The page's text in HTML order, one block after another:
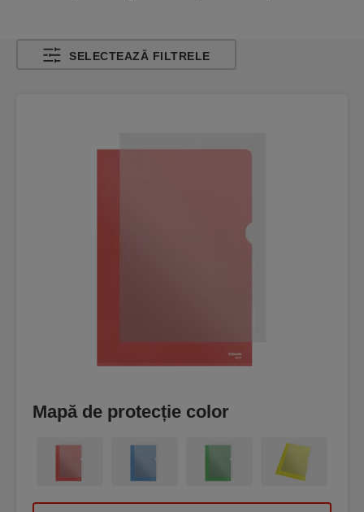
SELECTEAZĂ FILTRELE
Mapă de protecție color